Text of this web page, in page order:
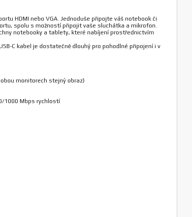
HDMI nebo VGA. Jednoduše připojte váš notebook či
spolu s možností připojit vaše sluchátka a mikrofon.
notebooky a tablety, které nabíjení prostřednictvím
C kabel je dostatečně dlouhý pro pohodlné připojení i v
monitorech stejný obraz)
1000 Mbps rychlostí